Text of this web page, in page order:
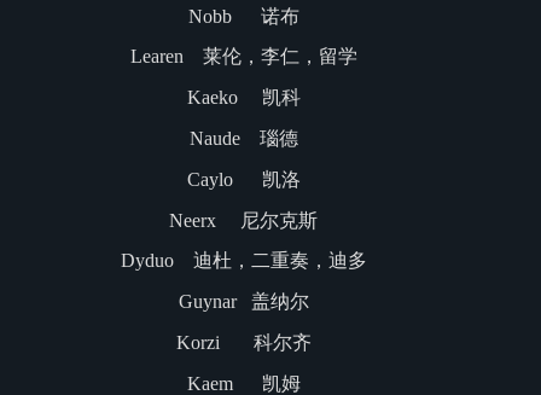
Nobb 诺布
Learen 莱伦，李仁，留学
Kaeko 凯科
Naude 瑙德
Caylo 凯洛
Neerx 尼尔克斯
Dyduo 迪杜，二重奏，迪多
Guynar 盖纳尔
Korzi 科尔齐
Kaem 凯姆